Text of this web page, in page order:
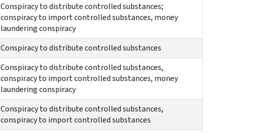
Conspiracy to distribute controlled substances;
conspiracy to import controlled substances, money
laundering conspiracy
Conspiracy to distribute controlled substances
Conspiracy to distribute controlled substances,
conspiracy to import controlled substances, money
laundering conspiracy
Conspiracy to distribute controlled substances,
conspiracy to import controlled substances